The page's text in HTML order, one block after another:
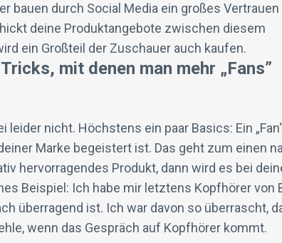
bauen durch Social Media ein großes Vertrauen
deine Produktangebote zwischen diesem
ein Großteil der Zuschauer auch kaufen.
mit denen man mehr „Fans”
nicht. Höchstens ein paar Basics: Ein
Marke begeistert ist. Das geht zum einen
hervorragendes Produkt, dann wird es bei
Beispiel: Ich habe mir letztens Kopfhörer von
überragend ist. Ich war davon so überrascht,
wenn das Gespräch auf Kopfhörer kommt.